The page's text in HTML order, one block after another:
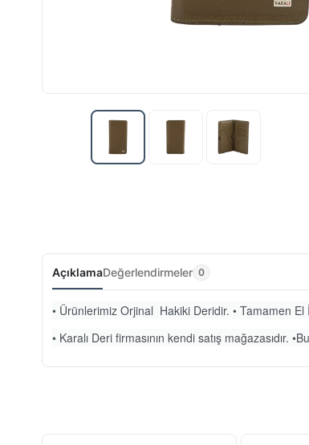
AçıklamaDeğerlendirmeler 0
• Ürünlerimiz Orjinal Hakiki Deridir. • Tamamen El
• Karalı Deri firmasının kendi satış mağazasıdır.